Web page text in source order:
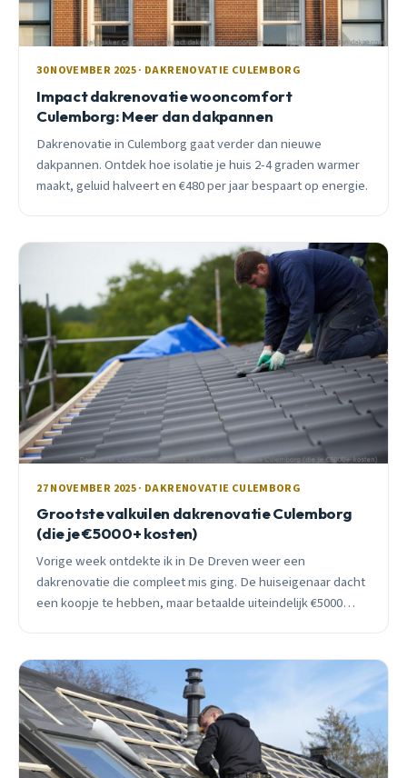
30 NOVEMBER 2025 · DAKRENOVATIE CULEMBORG
Impact dakrenovatie wooncomfort
Culemborg: Meer dan dakpannen
Dakrenovatie in Culemborg gaat verder dan nieuwe
dakpannen. Ontdek hoe isolatie je huis 2-4 graden warmer
maakt, geluid halveert en €480 per jaar bespaart op energie.
27 NOVEMBER 2025 · DAKRENOVATIE CULEMBORG
Grootste valkuilen dakrenovatie Culemborg
(die je €5000+ kosten)
Vorige week ontdekte ik in De Dreven weer een
dakrenovatie die compleet mis ging. De huiseigenaar dacht
een koopje te hebben, maar betaalde uiteindelijk €5000